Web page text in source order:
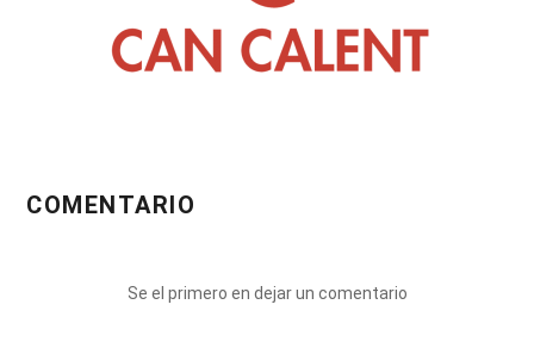
COMENTARIO
Se el primero en dejar un comentario